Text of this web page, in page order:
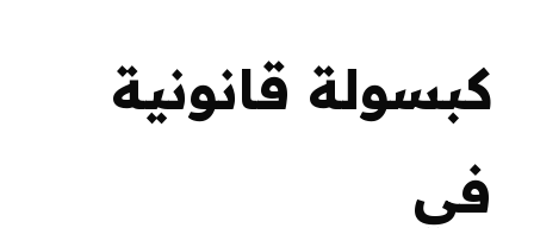
كبسولة قانونية
في